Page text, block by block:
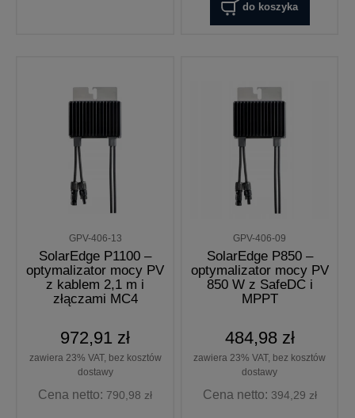
do koszyka
GPV-406-13
SolarEdge P1100 –
optymalizator mocy PV
z kablem 2,1 m i
złączami MC4
972,91 zł
zawiera 23% VAT, bez kosztów
dostawy
Cena netto: 790,98 zł
GPV-406-09
SolarEdge P850 –
optymalizator mocy PV
850 W z SafeDC i
MPPT
484,98 zł
zawiera 23% VAT, bez kosztów
dostawy
Cena netto: 394,29 zł